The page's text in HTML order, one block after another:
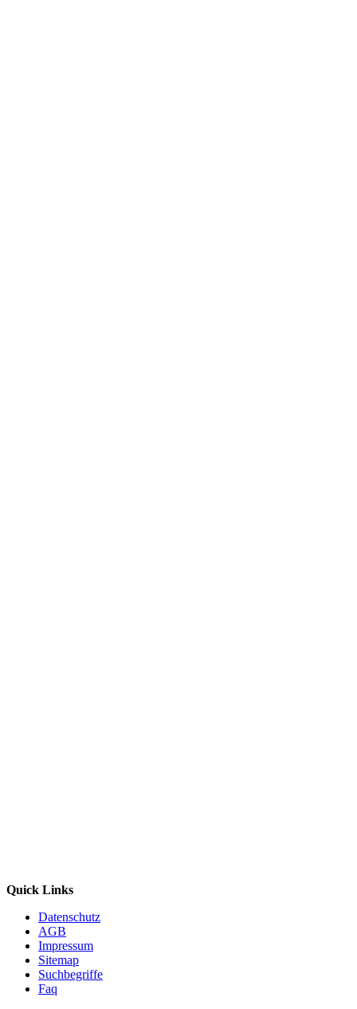
Quick Links
Datenschutz
AGB
Impressum
Sitemap
Suchbegriffe
Faq